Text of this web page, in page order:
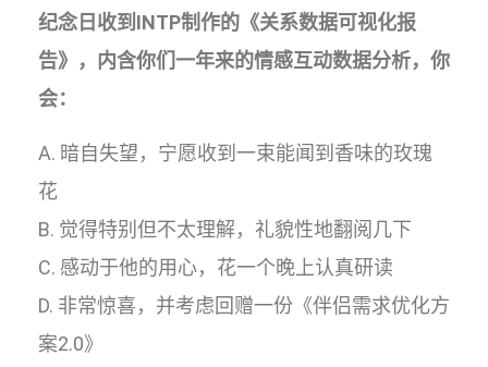
纪念日收到INTP制作的《关系数据可视化报
告》，内含你们一年来的情感互动数据分析，你
会：
A. 暗自失望，宁愿收到一束能闻到香味的玫瑰
花
B. 觉得特别但不太理解，礼貌性地翻阅几下
C. 感动于他的用心，花一个晚上认真研读
D. 非常惊喜，并考虑回赠一份《伴侣需求优化方
案2.0》